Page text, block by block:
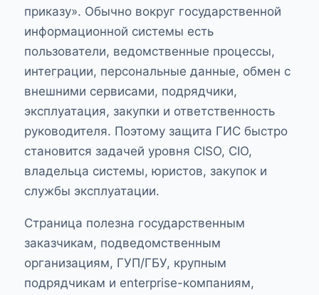
приказу». Обычно вокруг государственной
информационной системы есть
пользователи, ведомственные процессы,
интеграции, персональные данные, обмен с
внешними сервисами, подрядчики,
эксплуатация, закупки и ответственность
руководителя. Поэтому защита ГИС быстро
становится задачей уровня CISO, CIO,
владельца системы, юристов, закупок и
службы эксплуатации.
Страница полезна государственным
заказчикам, подведомственным
организациям, ГУП/ГБУ, крупным
подрядчикам и enterprise-компаниям,